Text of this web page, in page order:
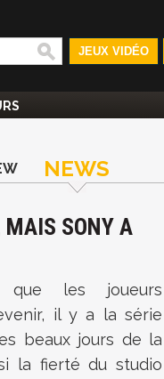
JEUX VIDÉO
NEWS
MAIS SONY A
que les joueurs
il y a la série
beaux jours de la
la fierté du studio